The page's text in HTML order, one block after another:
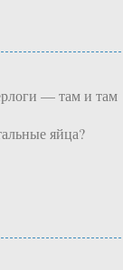
— там и там
яйца?